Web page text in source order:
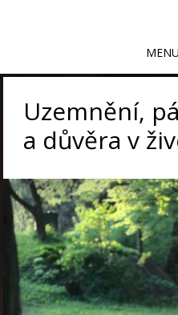
MENU
Uzemnění,
a důvěra v